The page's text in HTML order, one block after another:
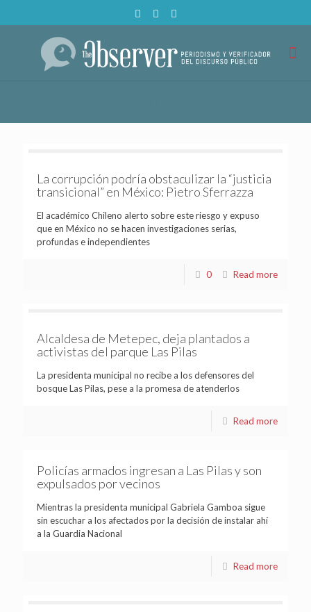
La corrupción podría obstaculizar la “justicia
transicional” en México: Pietro Sferrazza
El académico Chileno alerto sobre este riesgo y expuso
que en México no se hacen investigaciones serias,
profundas e independientes
0 Read more
Alcaldesa de Metepec, deja plantados a
activistas del parque Las Pilas
La presidenta municipal no recibe a los defensores del
bosque Las Pilas, pese a la promesa de atenderlos
Read more
Policías armados ingresan a Las Pilas y son
expulsados por vecinos
Mientras la presidenta municipal Gabriela Gamboa sigue
sin escuchar a los afectados por la decisión de instalar ahí
a la Guardia Nacional
Read more